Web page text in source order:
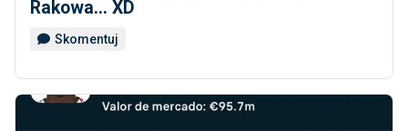
Rakowa... XD
Skomentuj